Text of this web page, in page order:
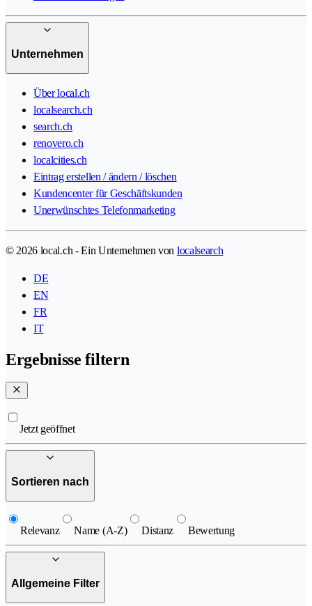
Unternehmen
Über local.ch
localsearch.ch
search.ch
renovero.ch
localcities.ch
Eintrag erstellen / ändern / löschen
Kundencenter für Geschäftskunden
Unerwünschtes Telefonmarketing
© 2026 local.ch - Ein Unternehmen von localsearch
DE
EN
FR
IT
Ergebnisse filtern
Jetzt geöffnet
Sortieren nach
Relevanz Name (A-Z) Distanz Bewertung
Allgemeine Filter